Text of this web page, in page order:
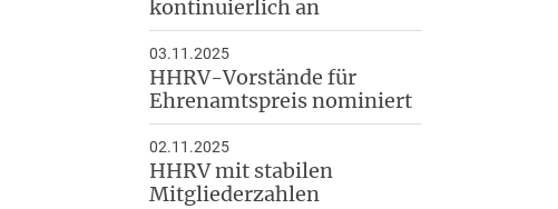
kontinuierlich an
03.11.2025
HHRV-Vorstände für
Ehrenamtspreis nominiert
02.11.2025
HHRV mit stabilen
Mitgliederzahlen